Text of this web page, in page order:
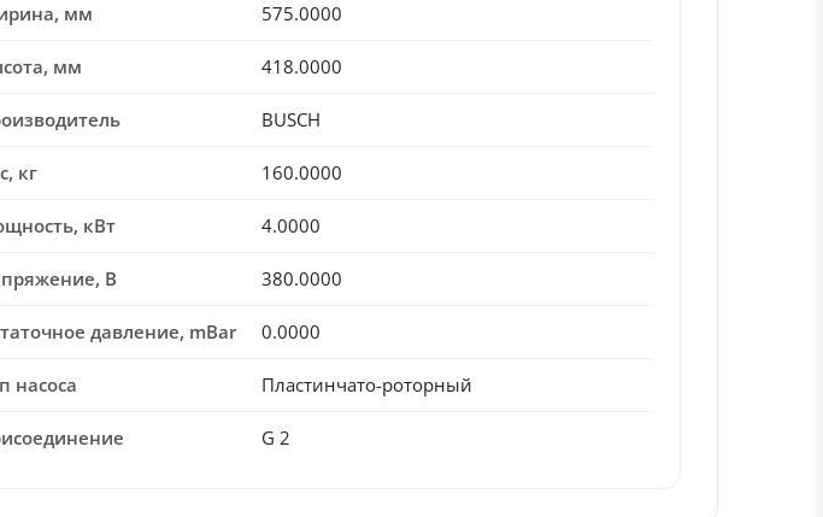
мм 575.0000
мм 418.0000
BUSCH
кг 160.0000
кВт 4.0000
В 380.0000
давление, mBar 0.0000
насоса Пластинчато-роторный
G 2